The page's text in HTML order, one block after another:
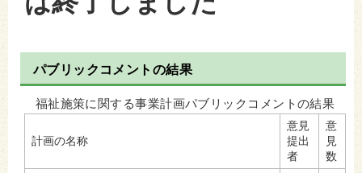
パブリックコメントの結果
福祉施策に関する事業計画パブリックコメントの結果
計画の名称
意見
提出
者
意
見
数